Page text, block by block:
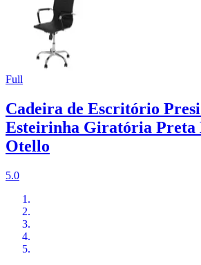
Full
Cadeira de Escritório
Esteirinha Giratória Preta
Otello
5.0